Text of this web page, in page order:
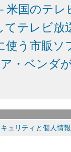
国のテレ
てテレビ放
う市販ソ
・ベンダ
ュリティと個人情